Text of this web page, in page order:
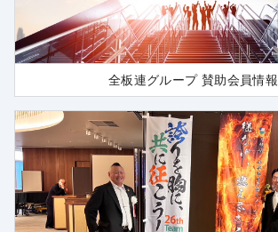
全板連グループ 賛助会員情報